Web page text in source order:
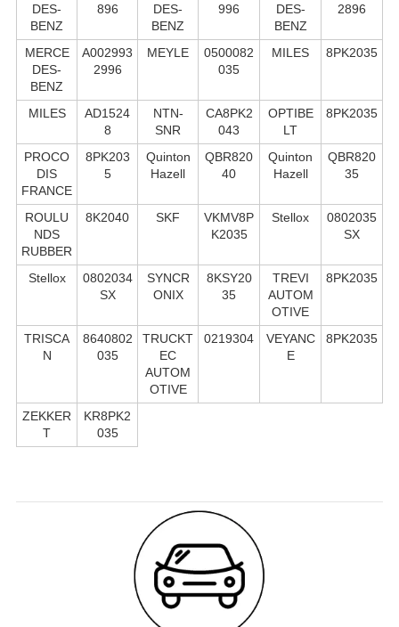
DES-
BENZ
896
DES-
BENZ
996
DES-
BENZ
2896
MERCE
DES-
BENZ
A002993
2996
MEYLE
0500082
035
MILES 8PK2035
MILES
AD1524
8
NTN-
SNR
CA8PK2
043
OPTIBE
LT
8PK2035
PROCO
DIS
FRANCE
8PK203
5
Quinton
Hazell
QBR820
40
Quinton
Hazell
QBR820
35
ROULU
NDS
RUBBER
8K2040 SKF
VKMV8P
K2035
Stellox
0802035
SX
Stellox
0802034
SX
SYNCR
ONIX
8KSY20
35
TREVI
AUTOM
OTIVE
8PK2035
TRISCA
N
8640802
035
TRUCKT
EC
AUTOM
OTIVE
0219304
VEYANC
E
8PK2035
ZEKKER
T
KR8PK2
035